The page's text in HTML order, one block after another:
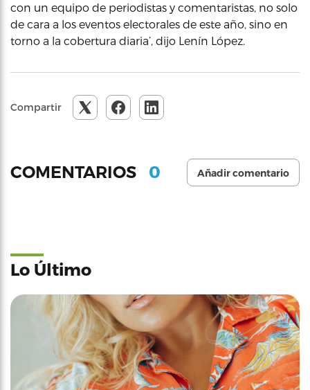
con un equipo de periodistas y comentaristas, no solo
de cara a los eventos electorales de este año, sino en
torno a la cobertura diaria’, dijo Lenín López.
Compartir
COMENTARIOS 0 Añadir comentario
Lo Último